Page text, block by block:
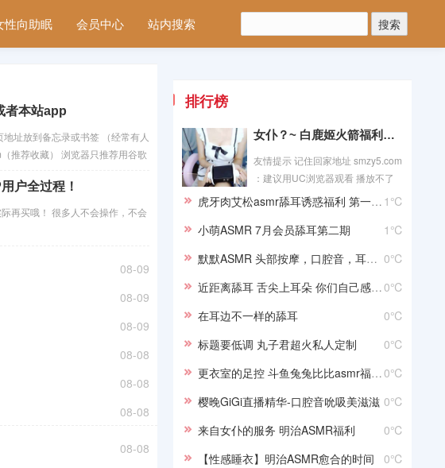
性向助眠 会员中心 站内搜索
者本站app
址放到备忘录或书签 （经常有人
推荐收藏） 浏览器只推荐用谷歌
户全过程！
再买哦！ 很多人不会操作，不会
08-09
08-09
08-09
08-08
08-08
08-08
08-08
排行榜
女仆？~ 白鹿姬火箭福利系列
友情提示 记住回家地址 smzy5.com
：建议用UC浏览器观看 播放不了
刷新一下 请等待几秒 不能播放请留
1℃
虎牙肉艾松asmr舔耳诱惑福利 第一期付费4集全
1℃
小萌ASMR 7月会员舔耳第二期
0℃
默默ASMR 头部按摩，口腔音，耳边亲吻
0℃
近距离舔耳 舌尖上耳朵 你们自己感受哦
0℃
在耳边不一样的舔耳
0℃
标题要低调 丸子君超火私人定制
0℃
更衣室的足控 斗鱼兔兔比比asmr福利音频
0℃
樱晚GiGi直播精华-口腔音吮吸美滋滋
0℃
来自女仆的服务 明治ASMR福利
0℃
【性感睡衣】明治ASMR愈合的时间